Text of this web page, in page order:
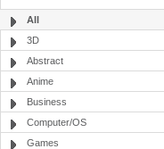
All
3D
Abstract
Anime
Business
Computer/OS
Games